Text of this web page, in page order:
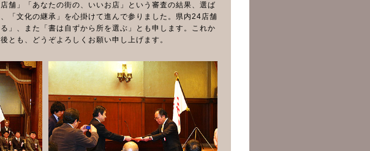
舗」「あなたの街の、いいお店」という審査の結果、選ば
「文化の継承」を心掛けて進んで参りました。県内24店舗
」、また「書は自ずから所を選ぶ」とも申します。これか
とも、どうぞよろしくお願い申し上げます。